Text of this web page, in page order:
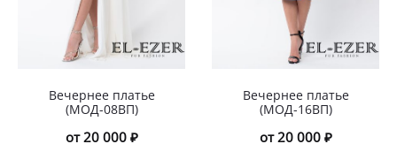
Вечернее платье
(МОД-08ВП)
от 20 000 ₽
Вечернее платье
(МОД-16ВП)
от 20 000 ₽